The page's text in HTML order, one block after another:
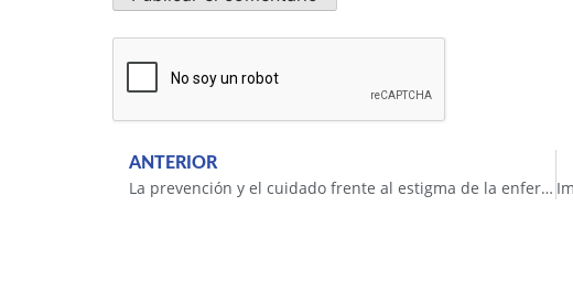
ANTERIOR
La prevención y el cuidado frente al estigma de la enfermedad mental